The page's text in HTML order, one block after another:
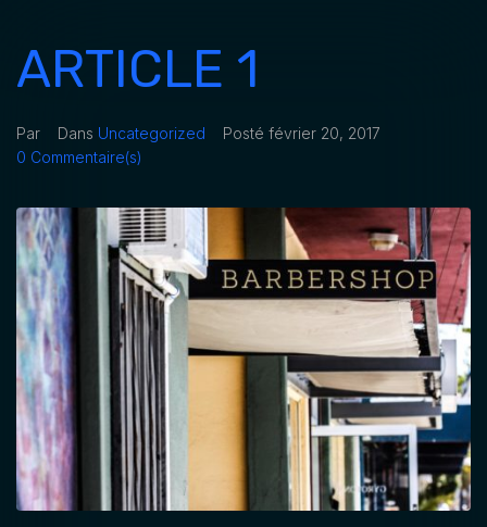
ARTICLE 1
Par Dans Uncategorized Posté février 20, 2017
0 Commentaire(s)